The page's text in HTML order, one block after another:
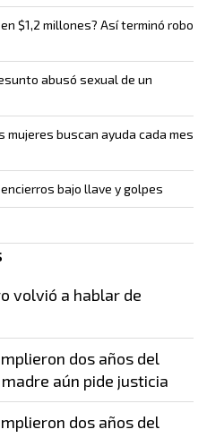
$1,2 millones? Así terminó robo
abusó sexual de un
buscan ayuda cada mes
bajo llave y golpes
volvió a hablar de
dos años del
aún pide justicia
dos años del